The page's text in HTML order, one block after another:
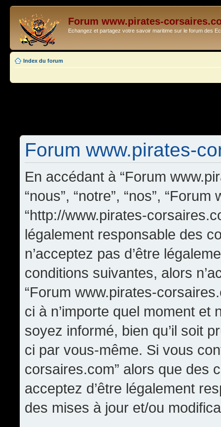
Forum www.pirates-
Echangez et partagez votre savoir maritime sur le forum des
Index du forum
Forum www.pirates-
En accédant à “Forum
“nous”, “notre”, “nos”,
“http://www.pirates-
légalement responsable des
n’acceptez pas d’être
conditions suivantes, alors
“Forum www.pirates-
ci à n’importe quel moment
soyez informé, bien qu’il soit
ci par vous-même. Si vous
corsaires.com” alors que des
acceptez d’être légalement
des mises à jour et/ou